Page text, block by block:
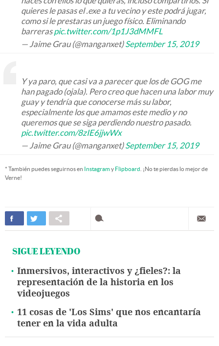
quieres le pasas el .exe a tu vecino y este podrá jugar,
como si le prestaras un juego físico. Eliminando
barreraspic.twitter.com/1p1J3dMMFL
— Jaime Grau (@manganxet)September 15, 2019
Y ya paro, que casi va a parecer que los de GOG me
han pagado (ojala). Pero creo que hacen una labor muy
guay y tendría que conocerse más su labor,
especialmente los que amamos este medio y no
queremos que se siga perdiendo nuestro pasado.
pic.twitter.com/8zIE6jjwWx
— Jaime Grau (@manganxet)September 15, 2019
* También puedes seguirnos en Instagramy Flipboard . ¡No te pierdas lo mejor de
Verne!
SIGUE LEYENDO
Inmersivos, interactivos y ¿fieles?: la
representación de la historia en los
videojuegos
11 cosas de 'Los Sims' que nos encantaría
tener en la vida adulta